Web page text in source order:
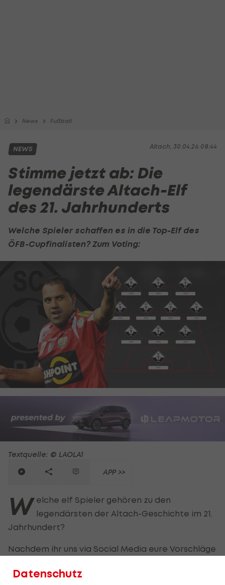
News Fußball
Altach, 30.04.26 08:44
NEWS
Stimme jetzt ab: Die
legendärste Altach-Elf
des 21. Jahrhunderts
Welche Spieler schaffen es in die Top-Elf des
ÖFB-Cupfinalisten? Zum Voting:
Textquelle: © LAOLA1
APP >>
W elche elf Spieler gehören zu den
legendärsten der Altach-Geschichte im 21.
Jahrhundert?
Nachdem ihr uns via Social Media eure Vorschläge
Shortlist zur Abstimmung bereit.
Datenschutz